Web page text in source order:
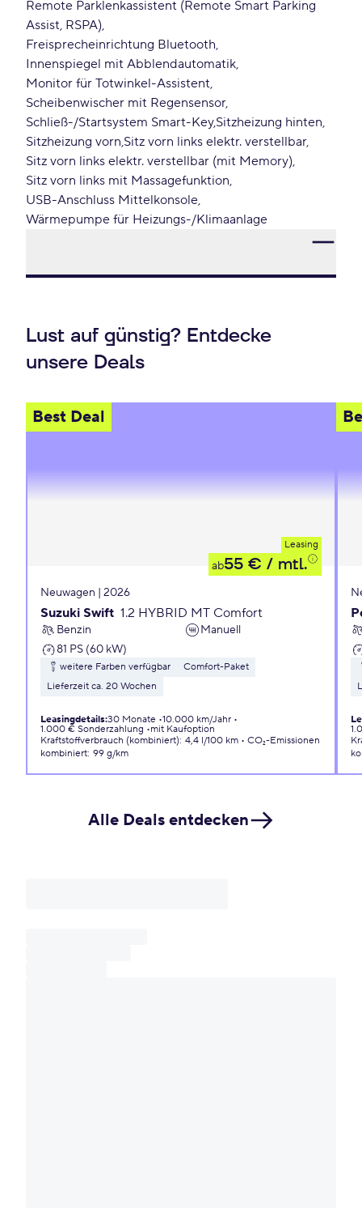
Remote Parklenkassistent (Remote Smart Parking
Assist, RSPA)
Freisprecheinrichtung Bluetooth
Innenspiegel mit Abblendautomatik
Monitor für Totwinkel-Assistent
Scheibenwischer mit Regensensor
Schließ-/Startsystem Smart-Key Sitzheizung hinten
Sitzheizung vorn Sitz vorn links elektr. verstellbar
Sitz vorn links elektr. verstellbar (mit Memory)
Sitz vorn links mit Massagefunktion
USB-Anschluss Mittelkonsole
Wärmepumpe für Heizungs-/Klimaanlage
Lust auf günstig? Entdecke
unsere Deals
Best Deal
Leasing
ab55 € / mtl.
Neuwagen | 2026
Suzuki Swift 1.2 HYBRID MT Comfort
Benzin
Manuell
81 PS (60 kW)
weitere Farben verfügbar
Comfort-Paket
Lieferzeit ca. 20 Wochen
Leasingdetails:30 Monate 10.000 km/Jahr
1.000 € Sonderzahlung
mit Kaufoption
Kraftstoffverbrauch (kombiniert): 4,4 l/100 km
CO₂-Emissionen
kombiniert: 99 g/km
Alle Deals entdecken